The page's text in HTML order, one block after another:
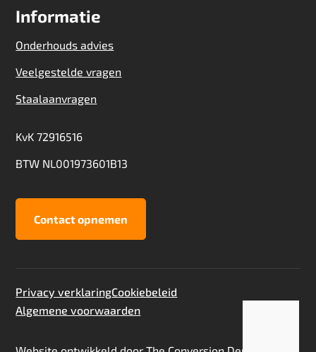
Informatie
Onderhouds advies
Veelgestelde vragen
Staalaanvragen
KvK 72916516
BTW NL001973601B13
Contact opnemen
Privacy verklaringCookiebeleid
Algemene voorwaarden